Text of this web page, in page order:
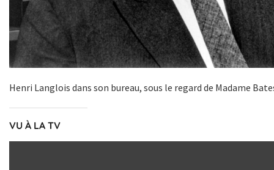
Henri Langlois dans son bureau, sous le regard de Madame
VU À LA TV